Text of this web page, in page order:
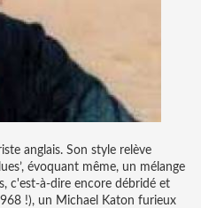
anglais. Son style relève
évoquant même, un mélange
c'est-à-dire encore débridé et
!), un Michael Katon furieux